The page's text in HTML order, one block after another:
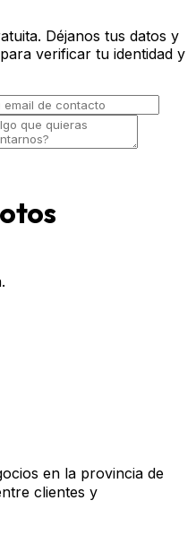
Déjanos tus datos y
verificar tu identidad y
en la provincia de
clientes y